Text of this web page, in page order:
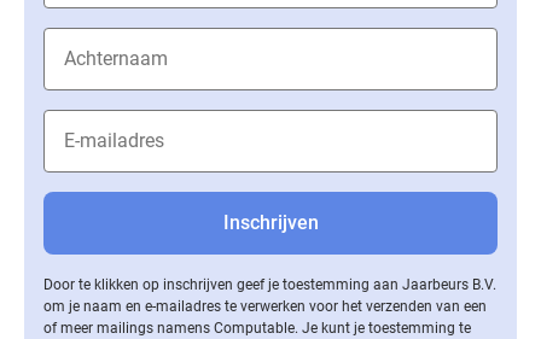
Door te klikken op inschrijven geef je toestemming aan Jaarbeurs B.V.
om je naam en e-mailadres te verwerken voor het verzenden van een
of meer mailings namens Computable. Je kunt je toestemming te